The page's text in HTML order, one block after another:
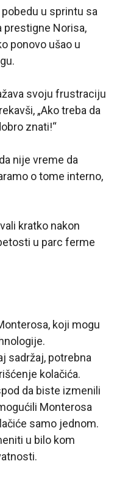
u sprintu sa
prestigne Norisa,
ponovo ušao u
svoju frustraciju
„Ako treba da
znati!“
nije vreme da
o tome interno,
kratko nakon
u parc ferme
, koji mogu
sadržaj, potrebna
kolačića.
da biste izmenili
Monterosa
samo jednom.
u bilo kom